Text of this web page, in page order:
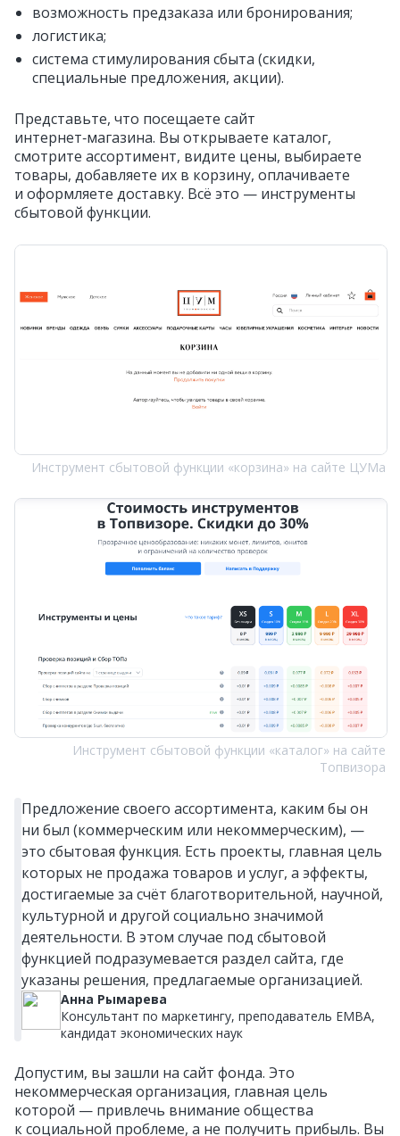
возможность предзаказа или бронирования;
логистика;
система стимулирования сбыта (скидки,
специальные предложения, акции).
Представьте, что посещаете сайт
интернет‑магазина. Вы открываете каталог,
смотрите ассортимент, видите цены, выбираете
товары, добавляете их в корзину, оплачиваете
и оформляете доставку. Всё это — инструменты
сбытовой функции.
Инструмент сбытовой функции «корзина» на сайте ЦУМа
Инструмент сбытовой функции «каталог» на сайте
Топвизора
Предложение своего ассортимента, каким бы он
ни был (коммерческим или некоммерческим), —
это сбытовая функция. Есть проекты, главная цель
которых не продажа товаров и услуг, а эффекты,
достигаемые за счёт благотворительной, научной,
культурной и другой социально значимой
деятельности. В этом случае под сбытовой
функцией подразумевается раздел сайта, где
указаны решения, предлагаемые организацией.
Анна Рымарева
Консультант по маркетингу, преподаватель EMBA,
кандидат экономических наук
Допустим, вы зашли на сайт фонда. Это
некоммерческая организация, главная цель
которой — привлечь внимание общества
к социальной проблеме, а не получить прибыль. Вы